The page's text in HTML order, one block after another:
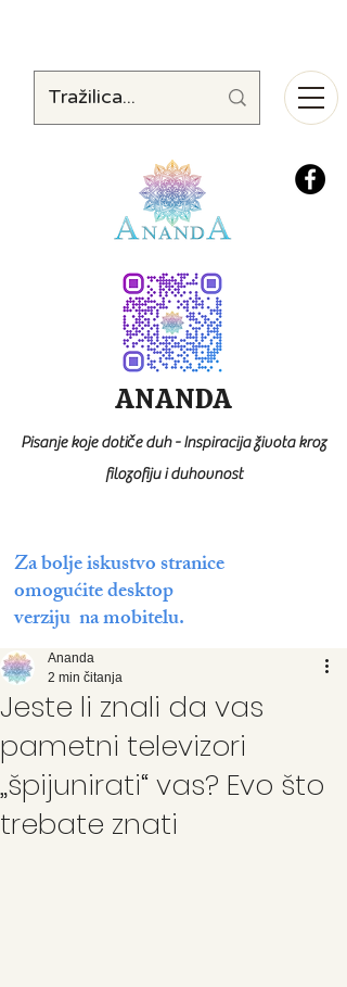
Za bolje iskustvo stranice
omogućite desktop
verziju na mobitelu.
ANANDA
Pisanje koje dotiče duh - Inspiracija života kroz
filozofiju i duhovnost
Jeste li znali da vas
pametni televizori
„špijunirati“ vas? Evo što
trebate znati
Ananda
2 min čitanja